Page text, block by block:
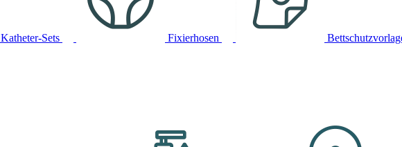
Katheter-Sets Fixierhosen